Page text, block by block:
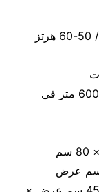
سرعة موتور السير 10 متر فى الدقيقة اى 600 متر فى